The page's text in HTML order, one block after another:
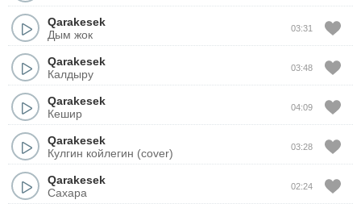
Qarakesek
Дым жок
03:31
Qarakesek
Калдыру
03:48
Qarakesek
Кешир
04:09
Qarakesek
Кулгин койлегин (cover)
03:28
Qarakesek
Сахара
02:24